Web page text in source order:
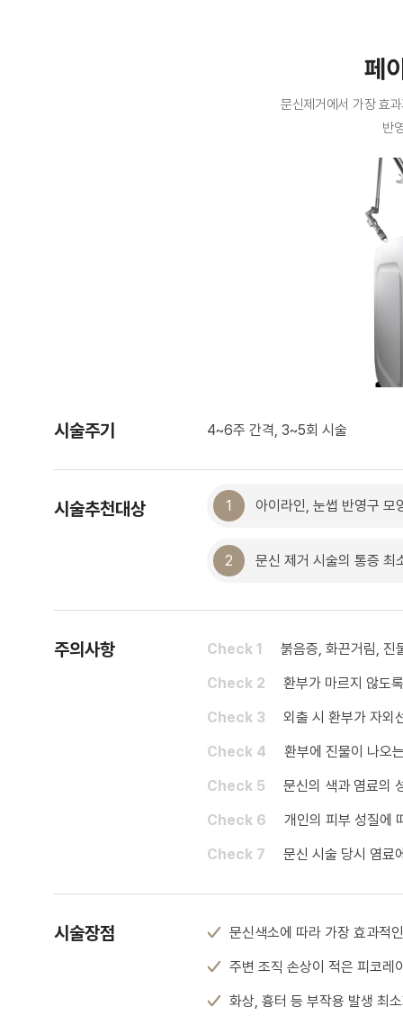
페
문신제거에서 가장 효
반
시술주기 4~6주 간격, 3~5회 시술
시술추천대상 1 아이라인, 눈썹 반영구 모
2 문신 제거 시술의 통증 최
주의사항 Check 1
붉음증, 화끈거림, 진
Check 2
환부가 마르지 않도
Check 3
외출 시 환부가 자외
Check 4
환부에 진물이 나오
Check 5
문신의 색과 염료의
Check 6
개인의 피부 성질에
Check 7
문신 시술 당시 염료
시술장점
문신색소에 따라 가장 효과적
주변 조직 손상이 적은 피코레
화상, 흉터 등 부작용 발생 최